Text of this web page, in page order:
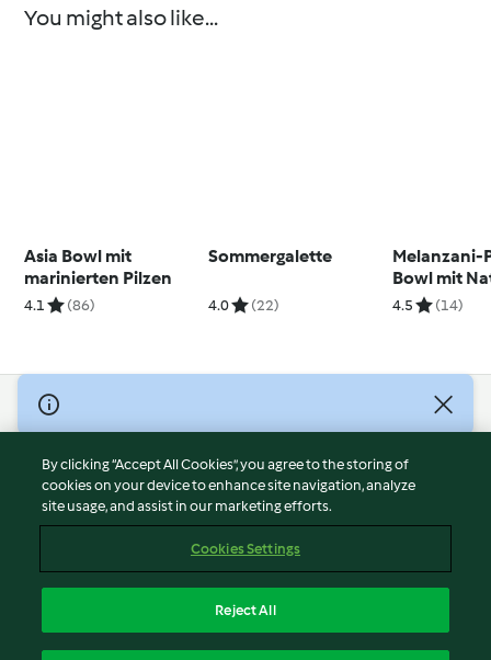
You might also like...
Asia Bowl mit
marinierten Pilzen
4.1 (86)
Sommergalette
4.0 (22)
Melanzani-
Bowl mit
und Kofu
4.5 (14)
© Copyright 2026
Terms of Service
Privacy Policy
Disclaimer
Cookies
Withdraw Contract
By clicking “Accept All Cookies”, you agree to the storing of
cookies on your device to enhance site navigation, analyze
site usage, and assist in our marketing efforts.
Cookies Settings
Reject All